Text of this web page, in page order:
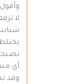
وأقول
لا
أي
وقد